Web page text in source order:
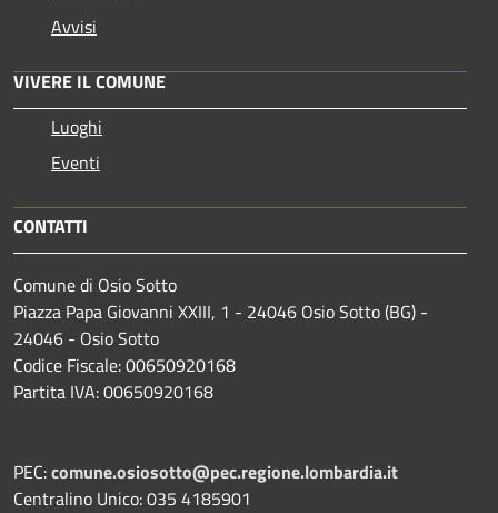
Avvisi
VIVERE IL COMUNE
Luoghi
Eventi
CONTATTI
Comune di Osio Sotto
Piazza Papa Giovanni XXIII, 1 - 24046 Osio Sotto (BG) -
24046 - Osio Sotto
Codice Fiscale: 00650920168
Partita IVA: 00650920168
PEC:comune.osiosotto@pec.regione.lombardia.it
Centralino Unico: 035 4185901